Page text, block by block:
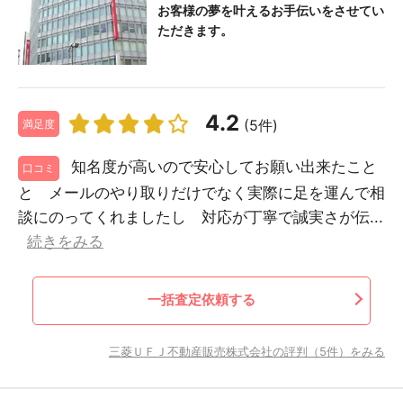
お客様の夢を叶えるお手伝いをさせてい
ただきます。
満足度 4.2 (5件)
口コミ
知名度が高いので安心してお願い出来たこと
と メールのやり取りだけでなく実際に足を運んで相
談にのってくれましたし 対応が丁寧で誠実さが伝...
続きをみる
一括査定依頼する
三菱ＵＦＪ不動産販売株式会社の評判（5件）をみる